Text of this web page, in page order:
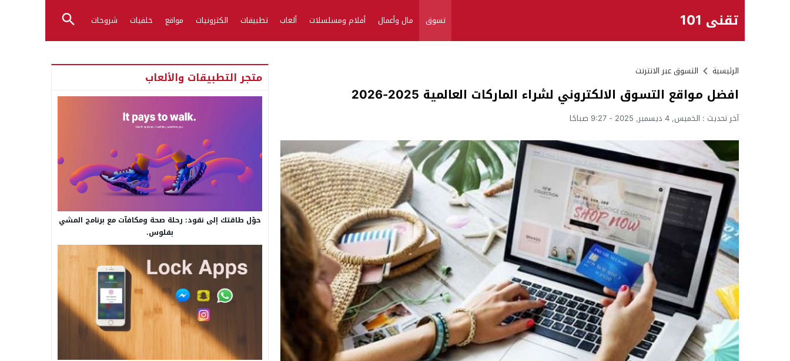
تقني 101 تسوق مال وأعمال أفلام ومسلسلات ألعاب تطبيقات الكترونيات مواقع خلفيات شروحات
الرئيسية التسوق عبر الانترنت
افضل مواقع التسوق الالكتروني لشراء الماركات العالمية 2025-2026
آخر تحديث : الخميس, 4 ديسمبر, 2025 - 9:27 صباحًا
متجر التطبيقات والألعاب
حوّل طاقتك إلى نقود: رحلة صحة ومكافآت مع برنامج المشي
بفلوس.